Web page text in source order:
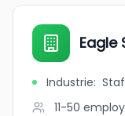
Eagle
Industrie:
11-50